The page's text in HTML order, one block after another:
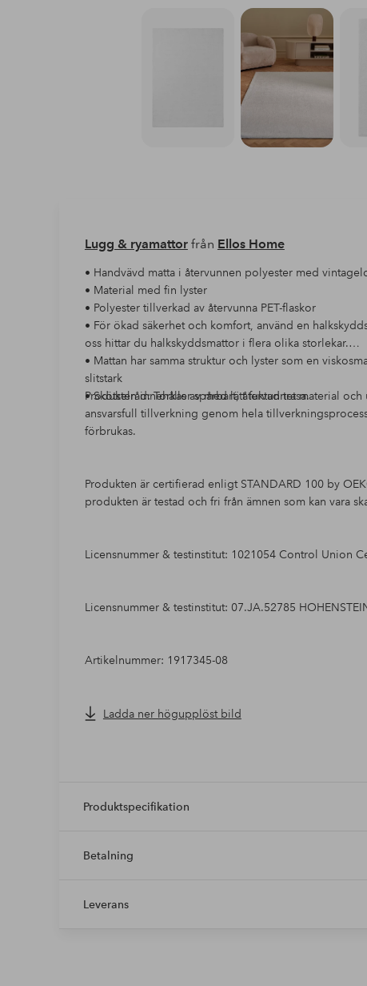
Lugg & ryamattorfrån Ellos Home
• Handvävd matta i återvunnen polyester med
• Material med fin lyster
• Polyester tillverkad av återvunna PET-flaskor
• För ökad säkerhet och komfort, använd en
oss hittar du halkskyddsmattor i flera olika storlekar.
• Mattan har samma struktur och lyster som en
slitstark
• Skötselråd: Torkas av med lätt fuktad trasa.
Produkten innehåller spårbart, återvunnet material
ansvarsfull tillverkning genom hela
förbrukas.
Produkten är certifierad enligt STANDARD 100 by
produkten är testad och fri från ämnen som kan vara
Licensnummer & testinstitut: 1021054 Control Union
Licensnummer & testinstitut: 07.JA.52785
Artikelnummer: 1917345-08
Ladda ner högupplöst bild
Produktspecifikation
Betalning
Leverans